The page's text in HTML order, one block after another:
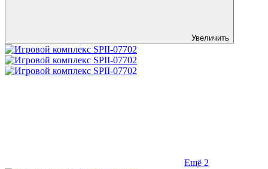
Увеличить
Ещё 2